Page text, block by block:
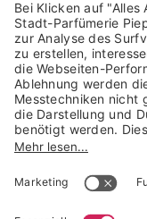
Trusted Shops